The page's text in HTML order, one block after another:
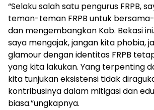
“Selaku salah satu pengurus FRPB,
teman-teman FRPB untuk
dan mengembangkan Kab. Bekasi
saya mengajak, jangan kita phobia,
glamour dengan identitas FRPB
yang kita lakukan. Yang terpenting
kita tunjukan eksistensi tidak
kontribusinya dalam mitigasi dan
biasa.”ungkapnya.